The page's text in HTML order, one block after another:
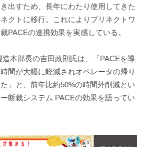
出すため、長年にわたり使用してきた
クトに移行。これによりプリネクトワ
PACEの連携効果を実感している。
本部長の吉田政則氏は、「PACEを導
間が大幅に軽減されオペレータの帰り
」と、前年比約50%の時間外削減とい
断裁システム PACEの効果を語ってい